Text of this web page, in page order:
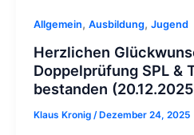
Allgemein, Ausbildung, Jugend
Herzlichen
Doppelprüfung SPL &
bestanden
Klaus Kronig /Dezember 24, 2025